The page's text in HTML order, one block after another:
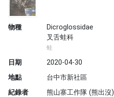
物種
Dicroglossidae
叉舌蛙科
蛙
日期
2020-04-30
地點
台中市新社區
紀錄者
熊山寨工作隊 (熊出沒)